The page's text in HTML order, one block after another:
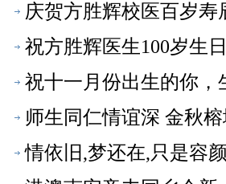
庆贺方胜辉校医百岁
祝方胜辉医生100岁生
祝十一月份出生的你，
师生同仁情谊深 金秋
情依旧,梦还在,只是容